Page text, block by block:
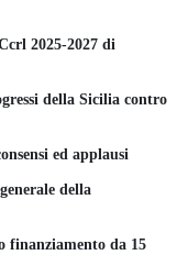
2025-2027 di
della Sicilia contro
ed applausi
della
finanziamento da 15